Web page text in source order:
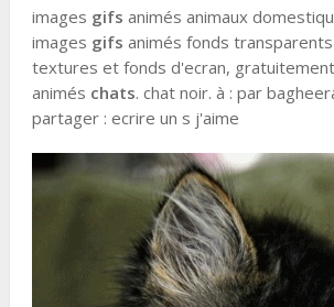
images gifs animés animaux
images gifs animés fonds
textures et fonds d'ecran,
animés chats. chat noir. à : par
partager : ecrire un s j'aime